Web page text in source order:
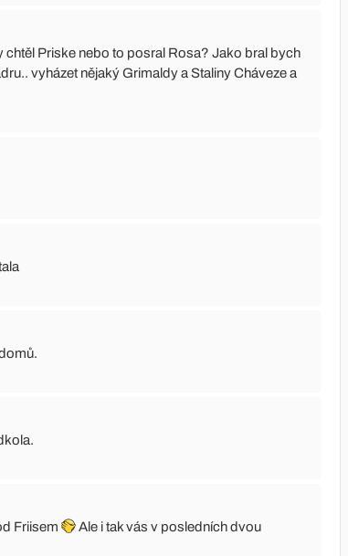
chtěl Priske nebo to posral Rosa? Jako bral bych
vyházet nějaký Grimaldy a Staliny Cháveze a
Friisem
Ale i tak vás v posledních dvou